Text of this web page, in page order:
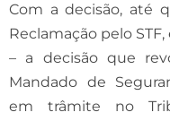
Com a decisão, até
Reclamação pelo
– a decisão que
Mandado de
em trâmite no